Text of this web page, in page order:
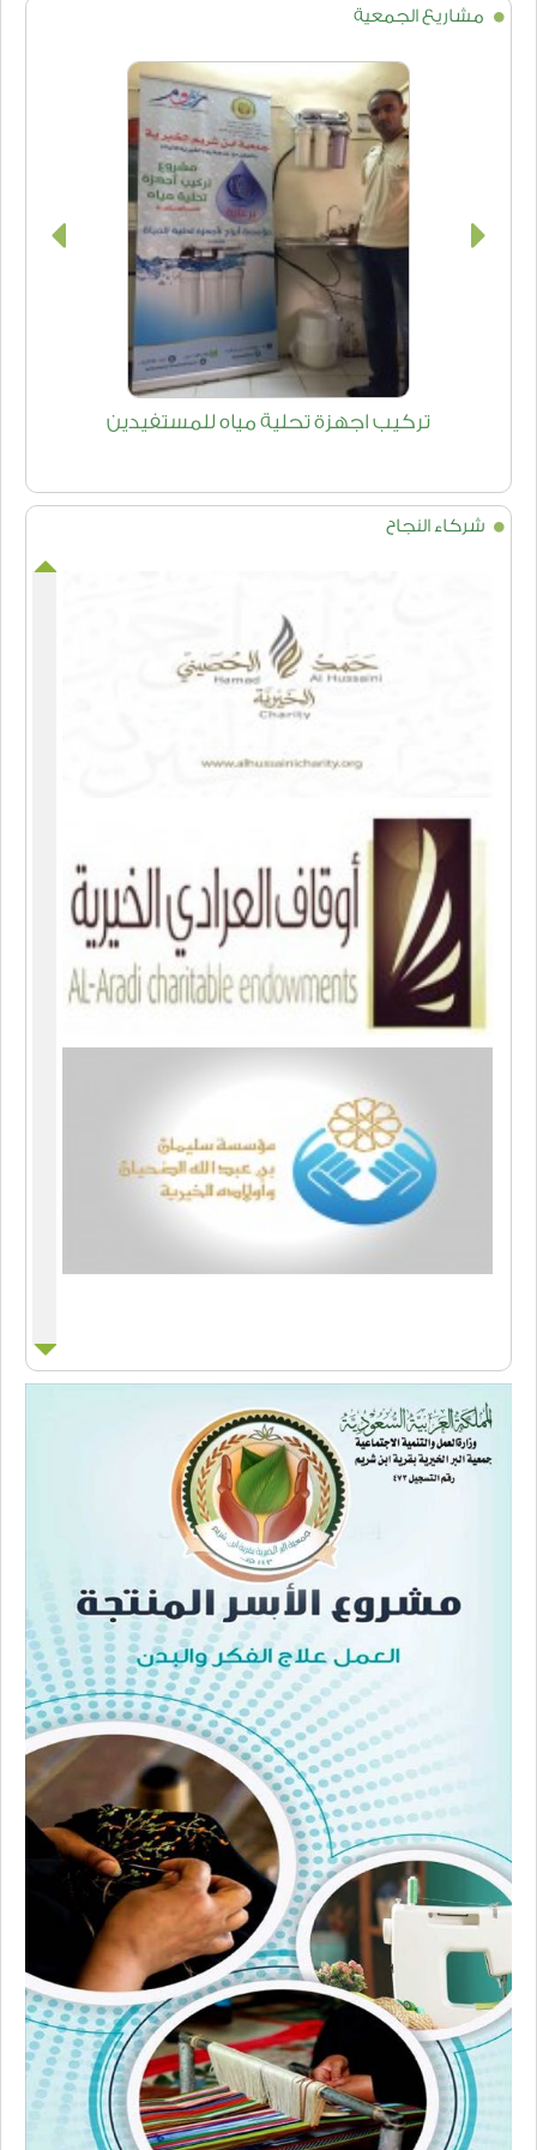
مشاريع الجمعية
تركيب اجهزة تحلية مياه للمستفيدين
شركاء النجاح